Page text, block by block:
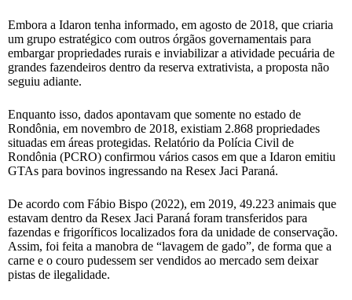
Embora a Idaron tenha informado, em agosto de 2018, que criaria
um grupo estratégico com outros órgãos governamentais para
embargar propriedades rurais e inviabilizar a atividade pecuária de
grandes fazendeiros dentro da reserva extrativista, a proposta não
seguiu adiante.
Enquanto isso, dados apontavam que somente no estado de
Rondônia, em novembro de 2018, existiam 2.868 propriedades
situadas em áreas protegidas. Relatório da Polícia Civil de
Rondônia (PCRO) confirmou vários casos em que a Idaron emitiu
GTAs para bovinos ingressando na Resex Jaci Paraná.
De acordo com Fábio Bispo (2022), em 2019, 49.223 animais que
estavam dentro da Resex Jaci Paraná foram transferidos para
fazendas e frigoríficos localizados fora da unidade de conservação.
Assim, foi feita a manobra de “lavagem de gado”, de forma que a
carne e o couro pudessem ser vendidos ao mercado sem deixar
pistas de ilegalidade.